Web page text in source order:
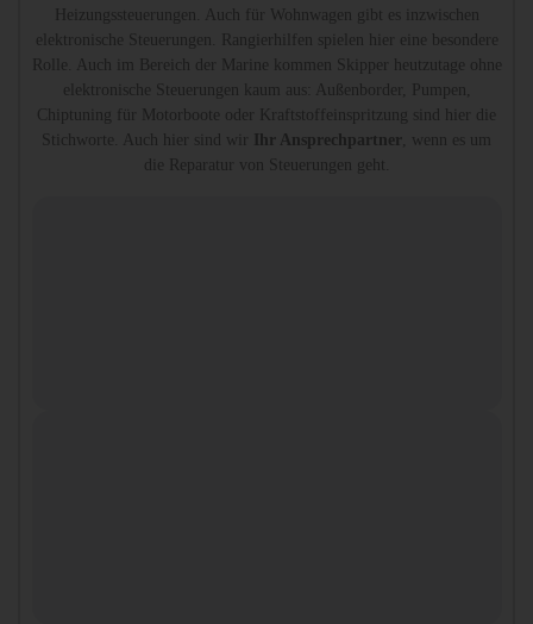
Heizungssteuerungen. Auch für Wohnwagen gibt es inzwischen
elektronische Steuerungen. Rangierhilfen spielen hier eine besondere
Rolle. Auch im Bereich der Marine kommen Skipper heutzutage ohne
elektronische Steuerungen kaum aus: Außenborder, Pumpen,
Chiptuning für Motorboote oder Kraftstoffeinspritzung sind hier die
Stichworte. Auch hier sind wir Ihr Ansprechpartner
, wenn es um
die Reparatur von Steuerungen geht.